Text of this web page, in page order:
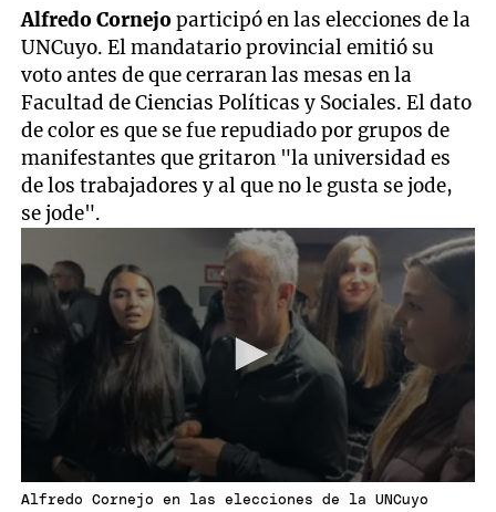
Alfredo Cornejoparticipó en las elecciones de la
UNCuyo. El mandatario provincial emitió su
voto antes de que cerraran las mesas en la
Facultad de Ciencias Políticas y Sociales. El dato
de color es que se fue repudiado por grupos de
manifestantes que gritaron "la universidad es
de los trabajadores y al que no le gusta se jode,
se jode".
Alfredo Cornejo en las elecciones de la UNCuyo